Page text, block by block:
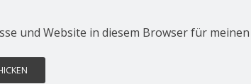
und Website in diesem Browser für